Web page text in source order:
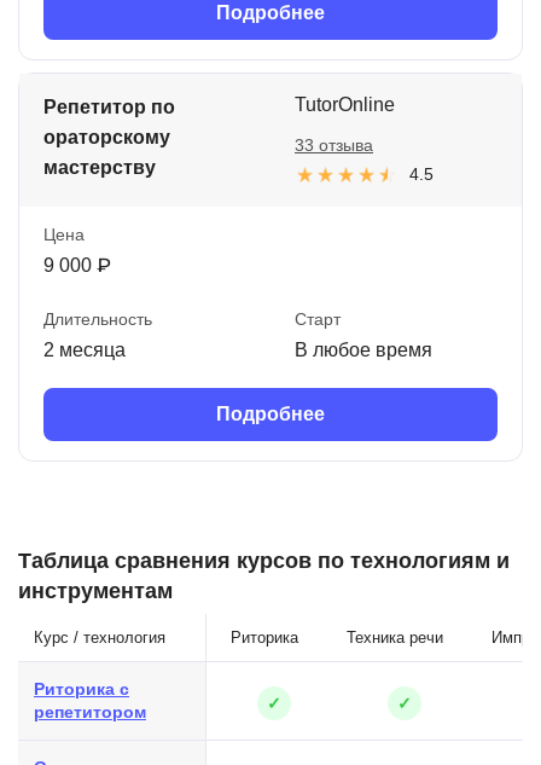
Подробнее
Репетитор по
ораторскому
мастерству
TutorOnline
4.5
33 отзыва
Цена
9 000 ₽
Длительность
2 месяца
Старт
В любое время
Подробнее
Таблица сравнения курсов по технологиям и
инструментам
Курс / технология Риторика Техника речи
Риторика с
репетитором
✓ ✓